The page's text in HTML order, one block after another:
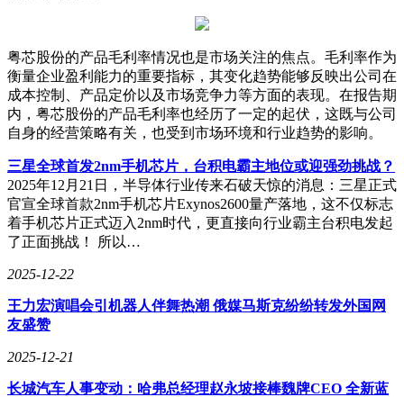
粤芯股份的产品毛利率情况也是市场关注的焦点。毛利率作为
衡量企业盈利能力的重要指标，其变化趋势能够反映出公司在
成本控制、产品定价以及市场竞争力等方面的表现。在报告期
内，粤芯股份的产品毛利率也经历了一定的起伏，这既与公司
自身的经营策略有关，也受到市场环境和行业趋势的影响。
三星全球首发2nm手机芯片，台积电霸主地位或迎强劲挑战？
2025年12月21日，半导体行业传来石破天惊的消息：三星正式
官宣全球首款2nm手机芯片Exynos2600量产落地，这不仅标志
着手机芯片正式迈入2nm时代，更直接向行业霸主台积电发起
了正面挑战！ 所以…
2025-12-22
王力宏演唱会引机器人伴舞热潮 俄媒马斯克纷纷转发外国网
友盛赞
2025-12-21
长城汽车人事变动：哈弗总经理赵永坡接棒魏牌CEO 全新蓝